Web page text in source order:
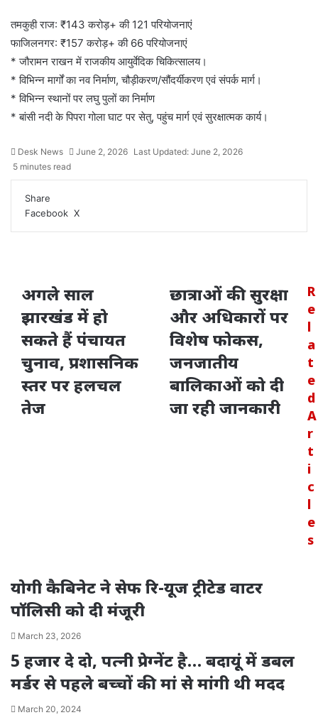
तमकुही राज: ₹143 करोड़+ की 121 परियोजनाएं
फाजिलनगर: ₹157 करोड़+ की 66 परियोजनाएं
* जौरामन राखन में राजकीय आयुर्वेदिक चिकित्सालय।
* विभिन्न मार्गों का नव निर्माण, चौड़ीकरण/सौंदर्यीकरण एवं संपर्क मार्ग।
* विभिन्न स्थानों पर लघु पुलों का निर्माण
* बांसी नदी के पिपरा गोला घाट पर सेतु, पहुंच मार्ग एवं सुरक्षात्मक कार्य।
Desk News June 2, 2026 Last Updated: June 2, 2026
5 minutes read
Share
Facebook X
अगले साल
झारखंड में हो
सकते हैं पंचायत
चुनाव, प्रशासनिक
स्तर पर हलचल
तेज
छात्राओं की सुरक्षा
और अधिकारों पर
विशेष फोकस,
जनजातीय
बालिकाओं को दी
जा रही जानकारी
R
e
l
a
t
e
d
A
r
t
i
c
l
e
s
योगी कैबिनेट ने सेफ रि-यूज ट्रीटेड वाटर
पॉलिसी को दी मंजूरी
March 23, 2026
5 हजार दे दो, पत्नी प्रेग्नेंट है… बदायूं में डबल
मर्डर से पहले बच्चों की मां से मांगी थी मदद
March 20, 2024